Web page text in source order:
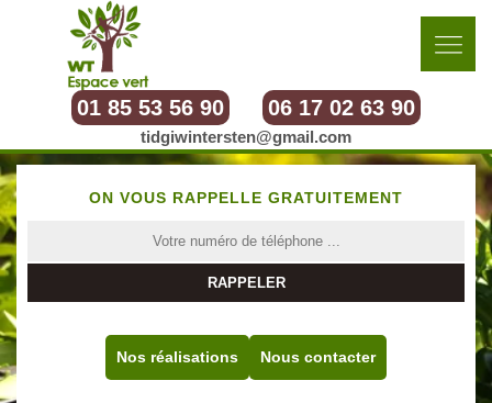
01 85 53 56 90 06 17 02 63 90
tidgiwintersten@gmail.com
ON VOUS RAPPELLE GRATUITEMENT
Nos réalisations Nous contacter